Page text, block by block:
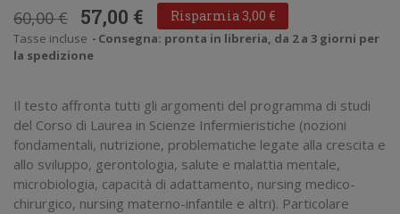
60,00 € 57,00 € Risparmia 3,00 €
Tasse incluse
Consegna: pronta in libreria, da 2 a 3 giorni per
la spedizione
Il testo affronta tutti gli argomenti del programma di studi
del Corso di Laurea in Scienze Infermieristiche (nozioni
fondamentali, nutrizione, problematiche legate alla crescita e
allo sviluppo, gerontologia, salute e malattia mentale,
microbiologia, capacità di adattamento, nursing medico-
chirurgico, nursing materno-infantile e altri). Particolare